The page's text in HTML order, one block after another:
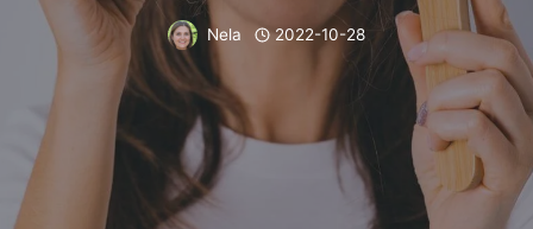
Nela 2022-10-28